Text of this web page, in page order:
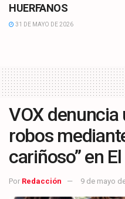
HUERFANOS
31 DE MAYO DE 2026
VOX denuncia
robos
cariñoso” en
Por Redacción 9 de mayo